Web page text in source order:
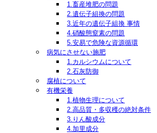
1.畜産堆肥の問題
2.遺伝子組換の問題
3.近年の遺伝子組換 事情
4.硝酸態窒素の問題
5.安易で危険な資源循環
病気にさせない施肥
1.カルシウムについて
2.石灰防御
腐植について
有機栄養
1.植物生理について
2.高品質・多収穫の絶対条件
3.りん酸成分
4.加里成分